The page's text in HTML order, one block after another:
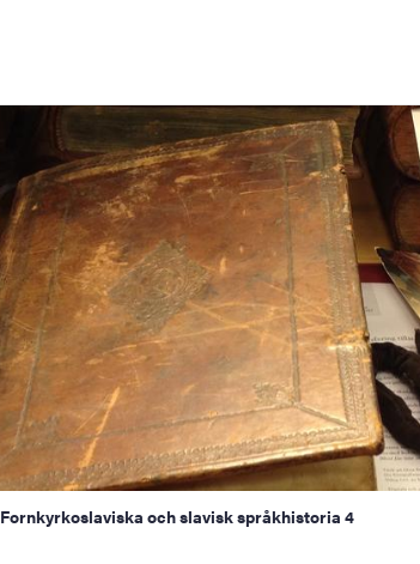
Fornkyrkoslaviska och slavisk språkhistoria 4